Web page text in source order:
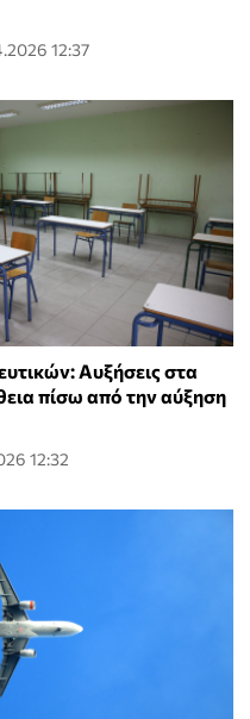
12:37
Αυξήσεις στα
πίσω από την αύξηση
12:32